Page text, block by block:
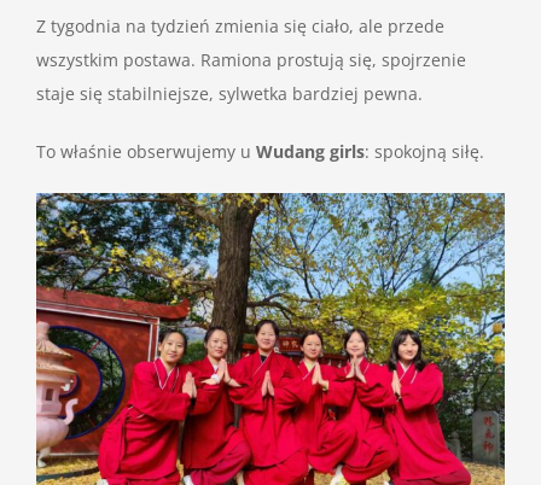
Z tygodnia na tydzień zmienia się ciało, ale przede
wszystkim postawa. Ramiona prostują się, spojrzenie
staje się stabilniejsze, sylwetka bardziej pewna.
To właśnie obserwujemy u Wudang girls: spokojną siłę.